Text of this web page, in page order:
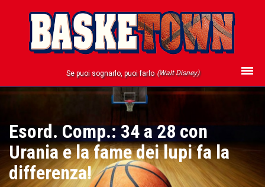
Se puoi sognarlo, puoi farlo (Walt Disney)
Esord. Comp.: 34 a 28 con
Urania e la fame dei lupi fa la
differenza!